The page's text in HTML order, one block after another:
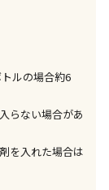
お手数です
ん。
ルの場合約6
らない場合があ
を入れた場合は